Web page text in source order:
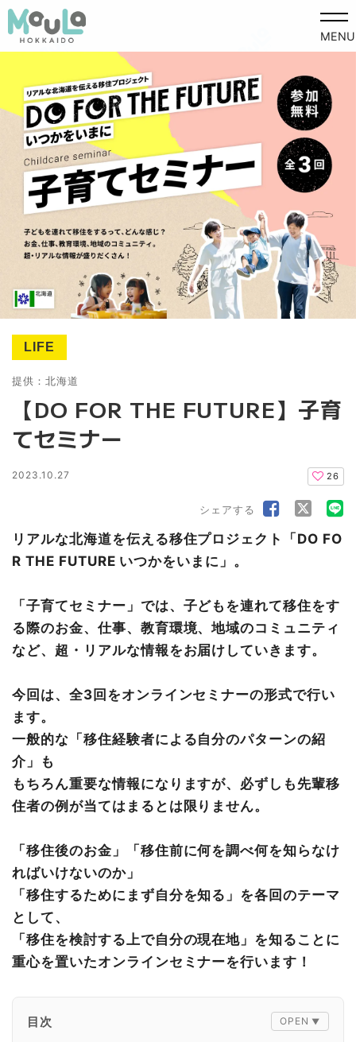
MENU
LIFE
提供：北海道
【DO FOR THE FUTURE】子育
てセミナー
2023.10.27 26
シェアする
リアルな北海道を伝える移住プロジェクト「DO FO
R THE FUTURE いつかをいまに」。
「子育てセミナー」では、子どもを連れて移住をす
る際のお金、仕事、教育環境、地域のコミュニティ
など、超・リアルな情報をお届けしていきます。
今回は、全3回をオンラインセミナーの形式で行い
ます。
一般的な「移住経験者による自分のパターンの紹
介」も
もちろん重要な情報になりますが、必ずしも先輩移
住者の例が当てはまるとは限りません。
「移住後のお金」「移住前に何を調べ何を知らなけ
ればいけないのか」
「移住するためにまず自分を知る」を各回のテーマ
として、
「移住を検討する上で自分の現在地」を知ることに
重心を置いたオンラインセミナーを行います！
目次